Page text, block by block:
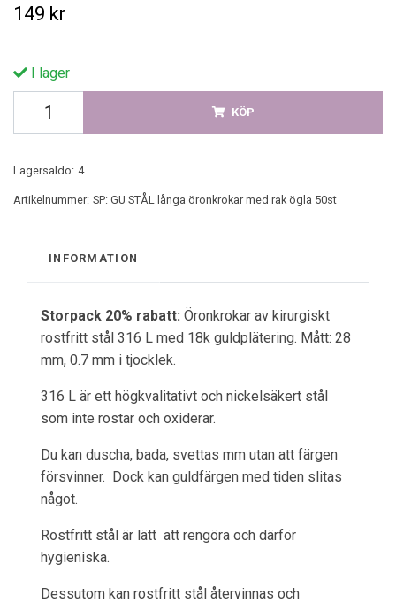
149 kr
I lager
KÖP
Lagersaldo: 4
Artikelnummer: SP: GU STÅL långa öronkrokar med rak ögla 50st
INFORMATION
Storpack 20% rabatt: Öronkrokar av kirurgiskt
rostfritt stål 316 L med 18k guldplätering. Mått: 28
mm, 0.7 mm i tjocklek.
316 L är ett högkvalitativt och nickelsäkert stål
som inte rostar och oxiderar.
Du kan duscha, bada, svettas mm utan att färgen
försvinner. Dock kan guldfärgen med tiden slitas
något.
Rostfritt stål är lätt att rengöra och därför
hygieniska.
Dessutom kan rostfritt stål återvinnas och